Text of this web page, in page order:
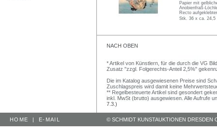
Papier mit
Anobienfraß-
Recto
Stk. 36 x ca.
NACH OBEN
* Artikel von Künstlern, für die durch die VG
Zusatz "zzgl. Folgerechts-Anteil 2,5%"
Die im Katalog ausgewiesenen Preise sind
Zuschlagspreis wird damit keine
** Regelbesteuerte Artikel sind gesondert
inkl. MwSt (brutto) ausgewiesen. Alle Aufrufe
7.3.)
HOME | E-MAIL © SCHMIDT KUNSTAUKTIONEN DRESDEN